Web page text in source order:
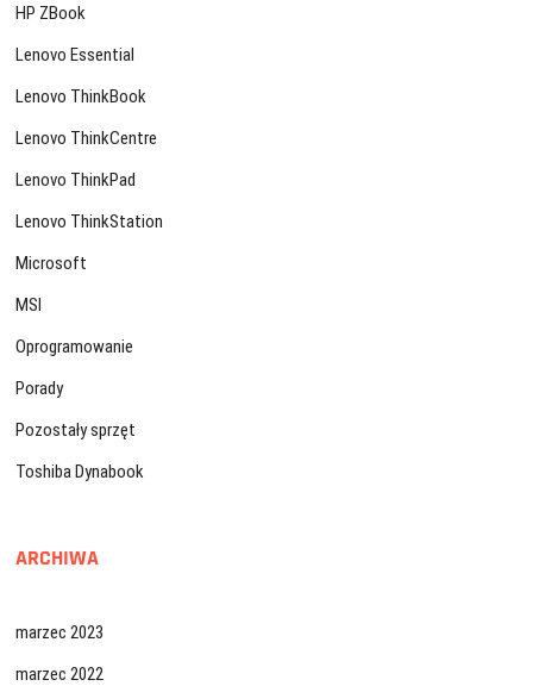
HP ZBook
Lenovo Essential
Lenovo ThinkBook
Lenovo ThinkCentre
Lenovo ThinkPad
Lenovo ThinkStation
Microsoft
MSI
Oprogramowanie
Porady
Pozostały sprzęt
Toshiba Dynabook
ARCHIWA
marzec 2023
marzec 2022